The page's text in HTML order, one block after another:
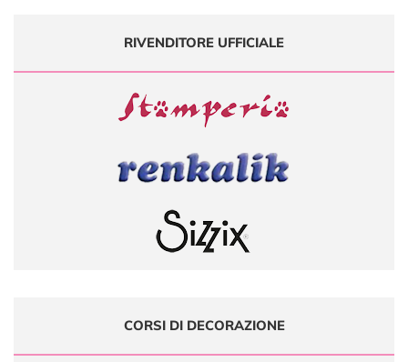
RIVENDITORE UFFICIALE
CORSI DI DECORAZIONE